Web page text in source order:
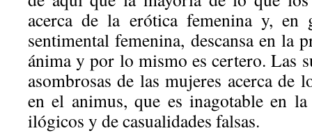
acerca de la erótica femenina y, en
sentimental femenina, descansa en la
ánima y por lo mismo es certero. Las
asombrosas de las mujeres acerca de
en el animus, que es inagotable en
ilógicos y de casualidades falsas.